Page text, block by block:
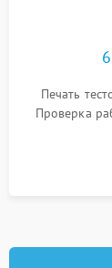
Печать
Проверка
качества